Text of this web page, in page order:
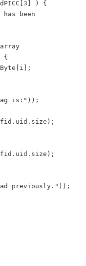
been
is:"));
previously."));